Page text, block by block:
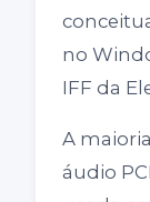
no
IFF da
A
áudio